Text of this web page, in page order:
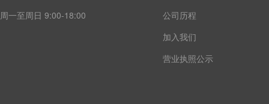
周一至周日 9:00-18:00
公司历程
加入我们
营业执照公示